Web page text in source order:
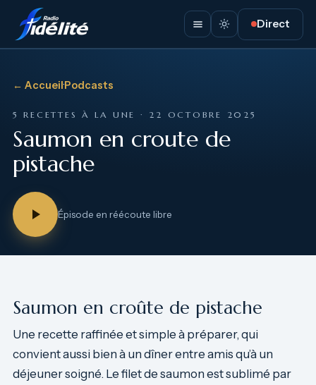
Direct
← Accueil·Podcasts
5 RECETTES À LA UNE · 22 OCTOBRE 2025
Saumon en croute de
pistache
Épisode en réécoute libre
Saumon en croûte de pistache
Une recette raffinée et simple à préparer, qui
convient aussi bien à un dîner entre amis qu’à un
déjeuner soigné. Le filet de saumon est sublimé par